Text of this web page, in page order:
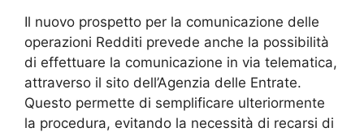
Il nuovo prospetto per la comunicazione delle
operazioni Redditi prevede anche la possibilità
di effettuare la comunicazione in via telematica,
attraverso il sito dell’Agenzia delle Entrate.
Questo permette di semplificare ulteriormente
la procedura, evitando la necessità di recarsi di